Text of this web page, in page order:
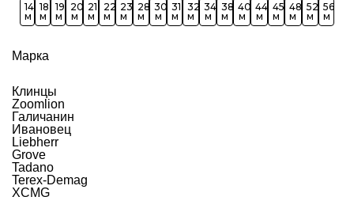
14
м
18
м
19
м
20
м
21
м
22
м
23
м
28
м
30
м
31
м
32
м
34
м
38
м
40
м
44
м
45
м
48
м
52
м
56
м
Марка
Клинцы
Zoomlion
Галичанин
Ивановец
Liebherr
Grove
Tadano
Terex-Demag
XCMG